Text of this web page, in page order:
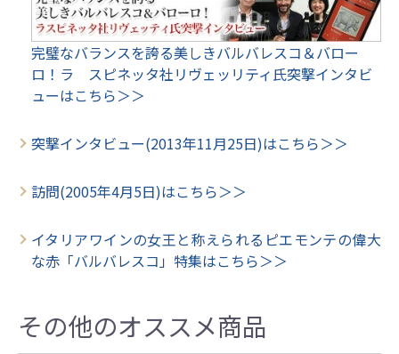
完璧なバランスを誇る美しきバルバレスコ＆バロー
ロ！ラ スピネッタ社リヴェッリティ氏突撃インタビ
ューはこちら＞＞
突撃インタビュー(2013年11月25日)はこちら＞＞
訪問(2005年4月5日)はこちら＞＞
イタリアワインの女王と称えられるピエモンテの偉大
な赤「バルバレスコ」特集はこちら＞＞
その他のオススメ商品